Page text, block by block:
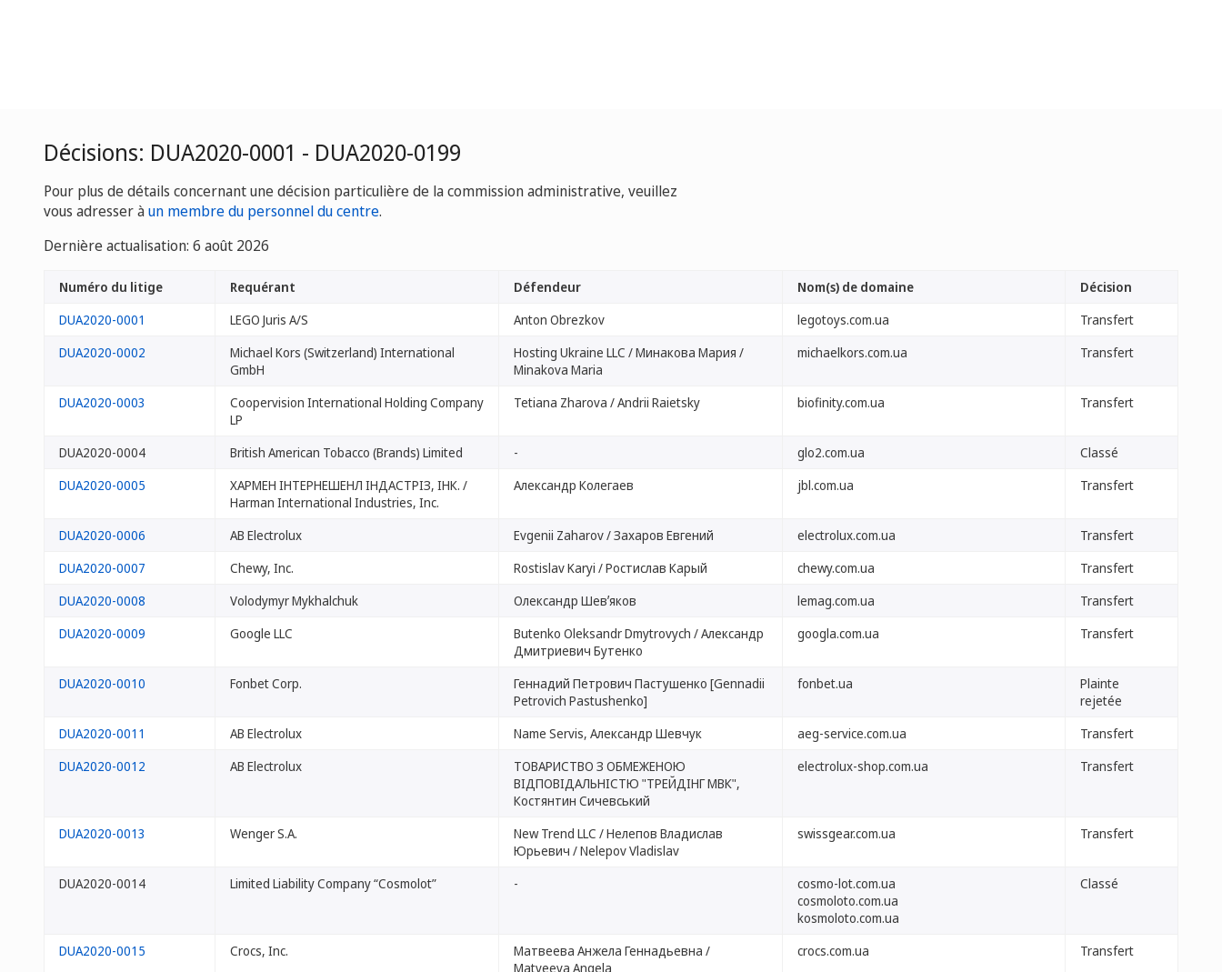
Décisions: DUA2020-0001 - DUA2020-0199
Pour plus de détails concernant une décision particulière de la commission administrative, veuillez
vous adresser àun membre du personnel du centre.
Dernière actualisation: 6 août 2026
Numéro du litige Requérant Défendeur Nom(s) de domaine
Décision
DUA2020-0001
LEGO Juris A/S Anton Obrezkov legotoys.com.ua
Transfert
DUA2020-0002
Michael Kors (Switzerland) International
GmbH
Hosting Ukraine LLC / Минакова Мария /
Minakova Maria
michaelkors.com.ua Transfert
DUA2020-0003
Coopervision International Holding Company
LP
Tetiana Zharova / Andrii Raietsky biofinity.com.ua Transfert
DUA2020-0004 British American Tobacco (Brands) Limited - glo2.com.ua
Classé
DUA2020-0005
ХАРМЕН ІНТЕРНЕШЕНЛ ІНДАСТРІЗ, ІНК. /
Harman International Industries, Inc.
Александр Колегаев jbl.com.ua Transfert
DUA2020-0006 AB Electrolux Evgenii Zaharov / Захаров Евгений electrolux.com.ua
Transfert
DUA2020-0007
Chewy, Inc. Rostislav Karyi / Ростислав Карый chewy.com.ua
Transfert
DUA2020-0008
Volodymyr Mykhalchuk Олександр Шевʼяков lemag.com.ua
Transfert
DUA2020-0009
Google LLC
Butenko Oleksandr Dmytrovych / Александр
Дмитриевич Бутенко
googla.com.ua Transfert
DUA2020-0010 Fonbet Corp.
Геннадий Петрович Пастушенко [Gennadii
Petrovich Pastushenko]
fonbet.ua
Plainte
rejetée
DUA2020-0011
AB Electrolux Name Servis, Александр Шевчук aeg-service.com.ua
Transfert
DUA2020-0012
AB Electrolux
ТОВАРИСТВО З ОБМЕЖЕНОЮ
ВІДПОВІДАЛЬНІСТЮ "ТРЕЙДІНГ МВК",
Костянтин Сичевський
electrolux-shop.com.ua Transfert
DUA2020-0013 Wenger S.A.
New Trend LLC / Нелепов Владислав
Юрьевич / Nelepov Vladislav
swissgear.com.ua Transfert
DUA2020-0014 Limited Liability Company “Cosmolot” -
cosmo-lot.com.ua
cosmoloto.com.ua
kosmoloto.com.ua
Classé
DUA2020-0015 Crocs, Inc.
Матвеева Анжела Геннадьевна /
Matveeva Angela
crocs.com.ua Transfert